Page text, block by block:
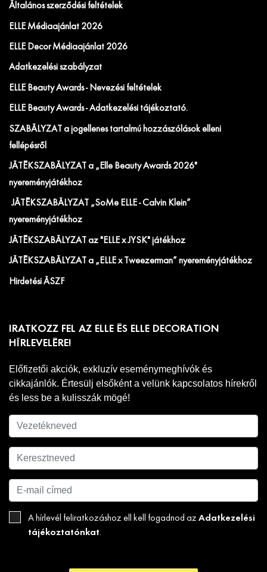
Általános szerződési feltételek
ELLE Médiaajánlat 2026
ELLE Decor Médiaajánlat 2026
Adatkezelési szabályzat
ELLE Beauty Awards - Nevezési feltételek
ELLE Beauty Awards - Adatkezelési tájékoztató.
SZABÁLYZAT a jogellenes tartalmú hozzászólások elleni
fellépésről
JÁTÉKSZABÁLYZAT a „Elle Beauty Awards 2026"
nyereményjátékhoz
JÁTÉKSZABÁLYZAT „SoMe ELLE - Calvin Klein”
nyereményjátékhoz
JÁTÉKSZABÁLYZAT az "ELLE x JYSK" játékhoz
JÁTÉKSZABÁLYZAT a „ELLE x Tweezerman” nyereményjátékhoz
Hirdetési ÁSZF
IRATKOZZ FEL AZ ELLE ÉS ELLE DECORATION
HÍRLEVELÉRE!
Előfizetői akciók, exkluzív eseménymeghívók és
cikkajánlók. Értesülj elsőként a velünk kapcsolatos hírekről
és less be a kulisszák mögé!
A hírlevél feliratkozáshoz ell kell fogadnod az Adatkezelési
tájékoztatónkat.